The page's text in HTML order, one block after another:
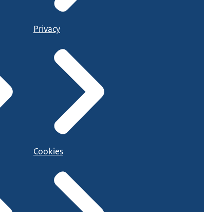
Privacy
Cookies